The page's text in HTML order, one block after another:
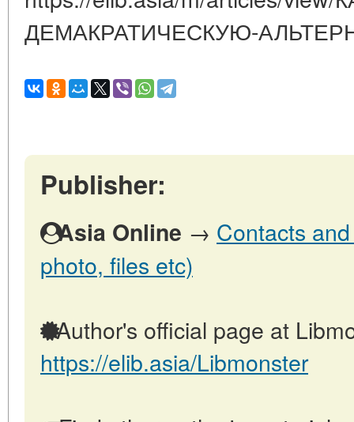
ДЕМАКРАТИЧЕСКУЮ-
Publisher:
Asia Online → Contacts
photo, files etc)
Author's official page at
https://elib.asia/Libmonster